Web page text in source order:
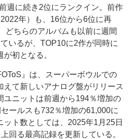
週に続き2位にランクイン。前作
2022年）も、16位から6位に再
どちらのアルバムも以前に週間
いるが、TOP10に2作が同時に
初となる。
』は、スーパーボウルでの
えて新しいアナログ盤がリリース
ユニットは前週から194％増加の
ールスも732％増加の61,000に
ット数としては、2025年1月25日
回る最高記録を更新している。